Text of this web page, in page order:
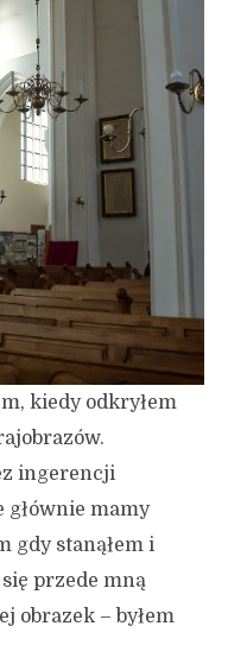
kiedy odkryłem
ingerencji
głównie mamy
gdy stanąłem i
przede mną
obrazek – byłem